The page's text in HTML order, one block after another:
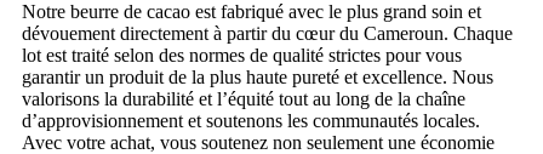
Notre beurre de cacao est fabriqué avec le plus grand soin et
dévouement directement à partir du cœur du Cameroun. Chaque
lot est traité selon des normes de qualité strictes pour vous
garantir un produit de la plus haute pureté et excellence. Nous
valorisons la durabilité et l’équité tout au long de la chaîne
d’approvisionnement et soutenons les communautés locales.
Avec votre achat, vous soutenez non seulement une économie